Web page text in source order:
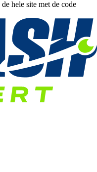
hele site met de code